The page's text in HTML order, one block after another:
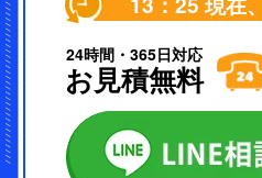
24時間・365日対応
お見積無料